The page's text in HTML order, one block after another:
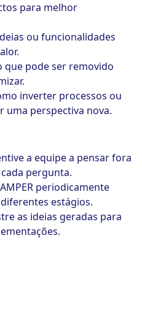
para melhor
ou funcionalidades
que pode ser removido
inverter processos ou
uma perspectiva nova.
a equipe a pensar fora
pergunta.
periodicamente
estágios.
as ideias geradas para